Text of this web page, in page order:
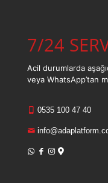
7/24
Acil durumlarda
veya WhatsApp’tan
0535 100 47 40